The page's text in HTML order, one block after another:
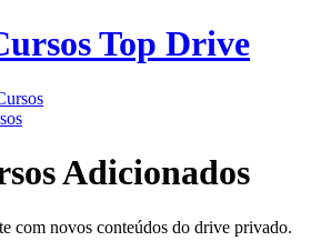
Top Drive
Adicionados
com novos conteúdos do drive privado.